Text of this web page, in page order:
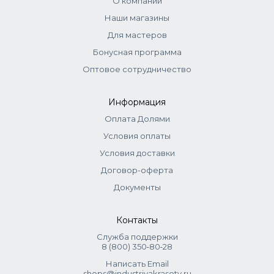
Наши магазины
Для мастеров
Бонусная программа
Оптовое сотрудничество
Информация
Оплата Долями
Условия оплаты
Условия доставки
Договор-оферта
Документы
Контакты
Служба поддержки
8 (800) 350‑80‑28
Написать Email